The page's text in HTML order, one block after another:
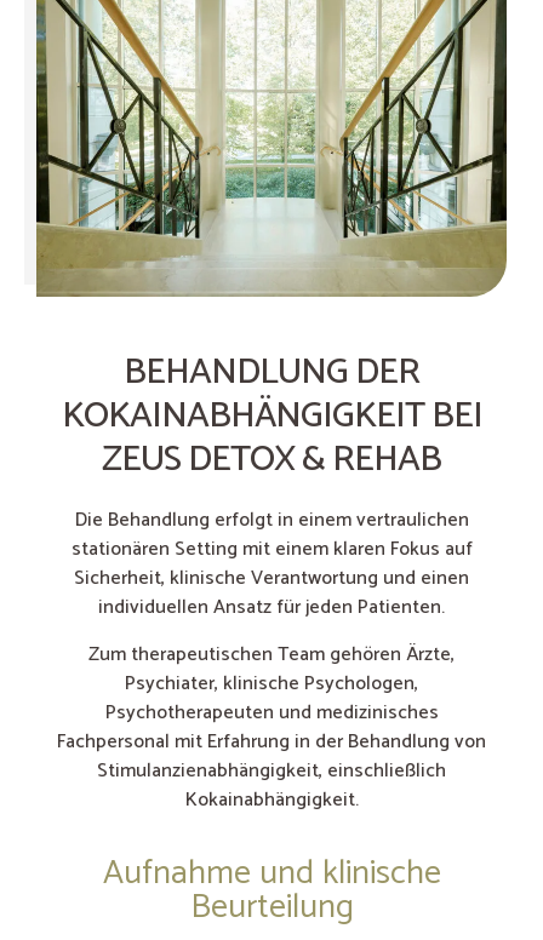
BEHANDLUNG DER
KOKAINABHÄNGIGKEIT BEI
ZEUS DETOX & REHAB
Die Behandlung erfolgt in einem vertraulichen
stationären Setting mit einem klaren Fokus auf
Sicherheit, klinische Verantwortung und einen
individuellen Ansatz für jeden Patienten.
Zum therapeutischen Team gehören Ärzte,
Psychiater, klinische Psychologen,
Psychotherapeuten und medizinisches
Fachpersonal mit Erfahrung in der Behandlung von
Stimulanzienabhängigkeit, einschließlich
Kokainabhängigkeit.
Aufnahme und klinische
Beurteilung